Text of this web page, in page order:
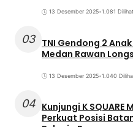
13 Desember 2025•1.081 Dilihat
03 TNI Gendong 2
Medan Rawan
13 Desember 2025•1.040
04 Kunjungi K
Perkuat Posisi